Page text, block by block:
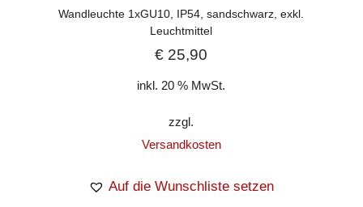
Wandleuchte 1xGU10, IP54, sandschwarz, exkl.
Leuchtmittel
€ 25,90
inkl. 20 % MwSt.
zzgl.
Versandkosten
Auf die Wunschliste setzen